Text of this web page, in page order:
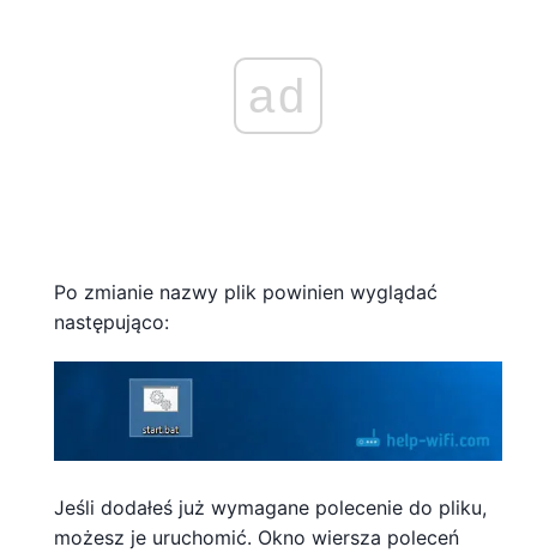
ad
Po zmianie nazwy plik powinien wyglądać
następująco:
Jeśli dodałeś już wymagane polecenie do pliku,
możesz je uruchomić. Okno wiersza poleceń